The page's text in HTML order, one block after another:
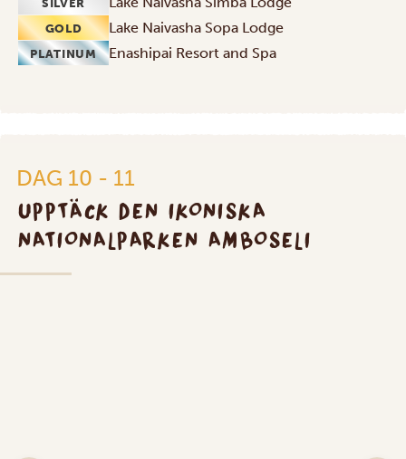
SILVER
GOLD Lake Naivasha Sopa Lodge
PLATINUM Enashipai Resort and Spa
DAG 10 - 11
UPPTÄCK DEN IKONISKA
NATIONALPARKEN AMBOSELI